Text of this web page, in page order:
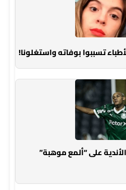
تسببوا بوفاته واستغلونا!
على “ألمع موهبة”